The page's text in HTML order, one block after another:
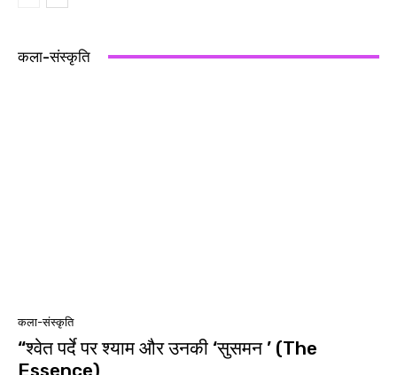
कला-संस्कृति
कला-संस्कृति
“श्वेत पर्दे पर श्याम और उनकी ‘सुसमन ’ (The
Essence)